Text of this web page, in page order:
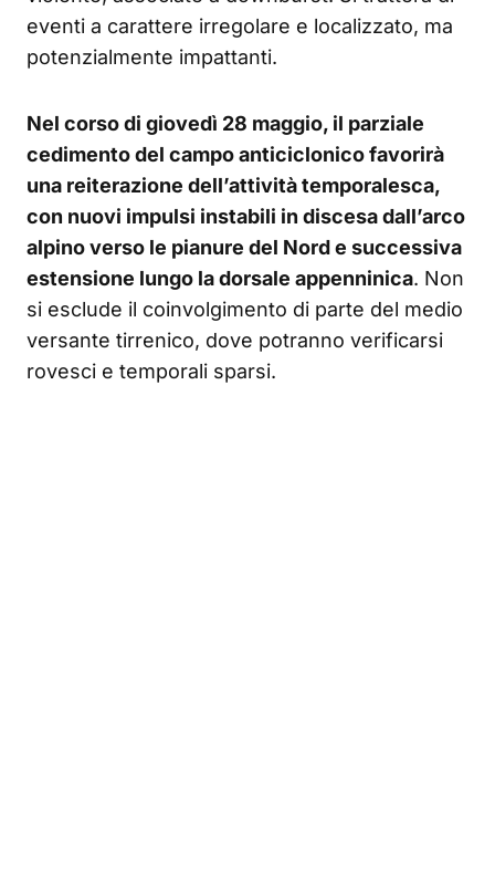
eventi a carattere irregolare e localizzato, ma
potenzialmente impattanti.
Nel corso di giovedì 28 maggio, il parziale
cedimento del campo anticiclonico favorirà
una reiterazione dell’attività temporalesca,
con nuovi impulsi instabili in discesa dall’arco
alpino verso le pianure del Nord e successiva
estensione lungo la dorsale appenninica. Non
si esclude il coinvolgimento di parte del medio
versante tirrenico, dove potranno verificarsi
rovesci e temporali sparsi.